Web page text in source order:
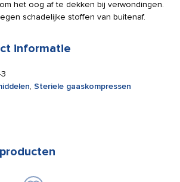
het oog af te dekken bij verwondingen.
schadelijke stoffen van buitenaf.
informatie
, Steriele gaaskompressen